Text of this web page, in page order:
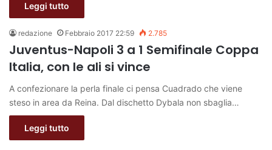
Leggi tutto
redazione Febbraio 2017 22:59 2.785
Juventus-Napoli 3 a 1 Semifinale Coppa
Italia, con le ali si vince
A confezionare la perla finale ci pensa Cuadrado che viene
steso in area da Reina. Dal dischetto Dybala non sbaglia…
Leggi tutto